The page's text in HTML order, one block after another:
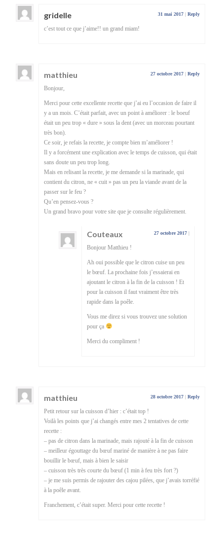
gridelle 31 mai 2017 | Reply
c’est tout ce que j’aime!! un grand miam!
matthieu 27 octobre 2017 | Reply
Bonjour,
Merci pour cette excellente recette que j’ai eu l’occasion de faire il
y a un mois. C’était parfait, avec un point à améliorer : le boeuf
était un peu trop « dure » sous la dent (avec un morceau pourtant
très bon).
Ce soir, je refais la recette, je compte bien m’améliorer !
Il y a forcément une explication avec le temps de cuisson, qui était
sans doute un peu trop long.
Mais en relisant la recette, je me demande si la marinade, qui
contient du citron, ne « cuit » pas un peu la viande avant de la
passer sur le feu ?
Qu’en pensez-vous ?
Un grand bravo pour votre site que je consulte régulièrement.
Couteaux 27 octobre 2017 |
Bonjour Matthieu !
Ah oui possible que le citron cuise un peu
le bœuf. La prochaine fois j’essaierai en
ajoutant le citron à la fin de la cuisson ! Et
pour la cuisson il faut vraiment être très
rapide dans la poêle.
Vous me direz si vous trouvez une solution
pour ça
Merci du compliment !
matthieu 28 octobre 2017 | Reply
Petit retour sur la cuisson d’hier : c’était top !
Voilà les points que j’ai changés entre mes 2 tentatives de cette
recette :
– pas de citron dans la marinade, mais rajouté à la fin de cuisson
– meilleur égouttage du bœuf mariné de manière à ne pas faire
bouillir le bœuf, mais à bien le saisir
– cuisson très très courte du bœuf (1 min à feu très fort ?)
– je me suis permis de rajouter des cajou pilées, que j’avais torréfié
à la poêle avant.
Franchement, c’était super. Merci pour cette recette !